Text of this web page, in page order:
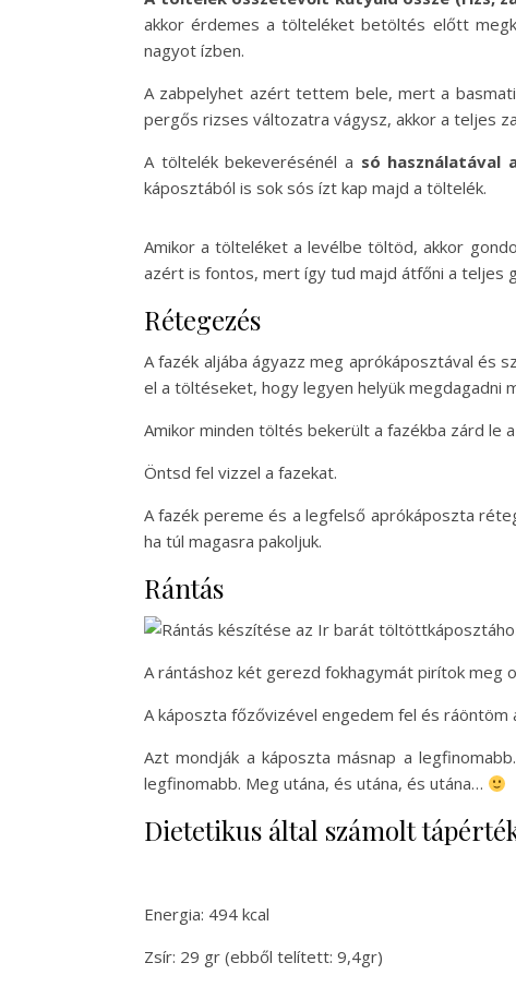
akkor érdemes a tölteléket betöltés előtt
nagyot ízben.
A zabpelyhet azért tettem bele, mert a
pergős rizses változatra vágysz, akkor a teljes
A töltelék bekeverésénél a só használatával
káposztából is sok sós ízt kap majd a töltelék.
Amikor a tölteléket a levélbe töltöd, akkor
azért is fontos, mert így tud majd átfőni a teljes
Rétegezés
A fazék aljába ágyazz meg aprókáposztával és
el a töltéseket, hogy legyen helyük megdagadni
Amikor minden töltés bekerült a fazékba zárd le
Öntsd fel vizzel a fazekat.
A fazék pereme és a legfelső aprókáposzta
ha túl magasra pakoljuk.
Rántás
A rántáshoz két gerezd fokhagymát pirítok meg
A káposzta főzővizével engedem fel és
Azt mondják a káposzta másnap a
legfinomabb. Meg utána, és utána, és utána…
Dietetikus által számolt
Energia: 494 kcal
Zsír: 29 gr (ebből telített: 9,4gr)